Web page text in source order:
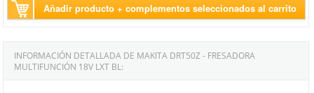
Añadir producto + complementos seleccionados al carrito
INFORMACIÓN DETALLADA DE MAKITA DRT50Z - FRESADORA
MULTIFUNCIÓN 18V LXT BL: